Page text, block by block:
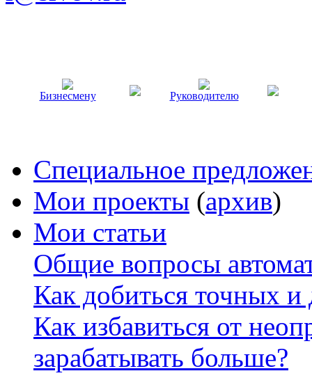
Бизнесмену Руководителю
Специальное
Мои проекты (архив)
Мои статьи
Общие вопросы
Как добиться точных
Как избавиться от
зарабатывать больше?